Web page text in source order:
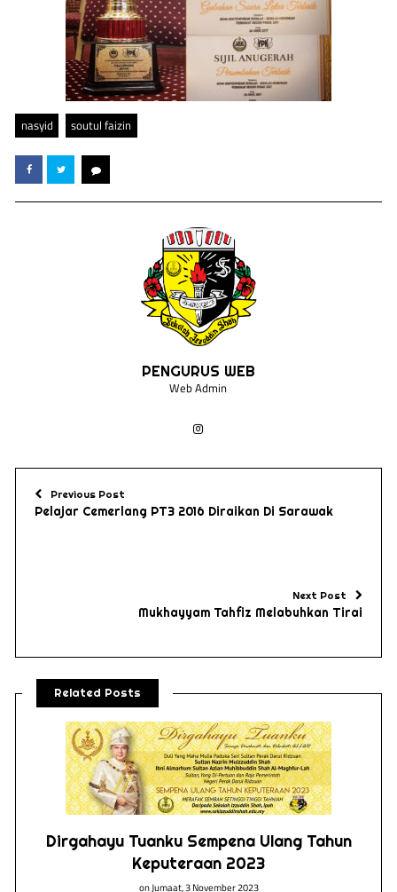
nasyid soutul faizin
PENGURUS WEB
Web Admin
Previous Post
Pelajar Cemerlang PT3 2016 Diraikan Di Sarawak
Next Post
Mukhayyam Tahfiz Melabuhkan Tirai
Related Posts
Dirgahayu Tuanku Sempena Ulang Tahun
Keputeraan 2023
onJumaat, 3 November 2023